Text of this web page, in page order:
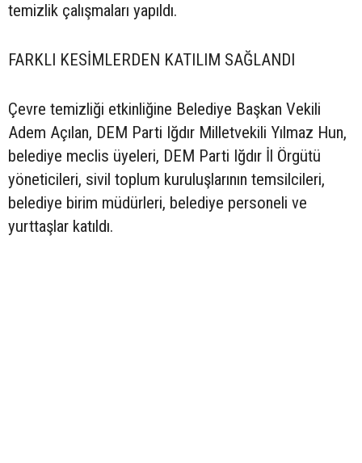
temizlik çalışmaları yapıldı.
FARKLI KESİMLERDEN KATILIM SAĞLANDI
Çevre temizliği etkinliğine Belediye Başkan Vekili
Adem Açılan, DEM Parti Iğdır Milletvekili Yılmaz Hun,
belediye meclis üyeleri, DEM Parti Iğdır İl Örgütü
yöneticileri, sivil toplum kuruluşlarının temsilcileri,
belediye birim müdürleri, belediye personeli ve
yurttaşlar katıldı.